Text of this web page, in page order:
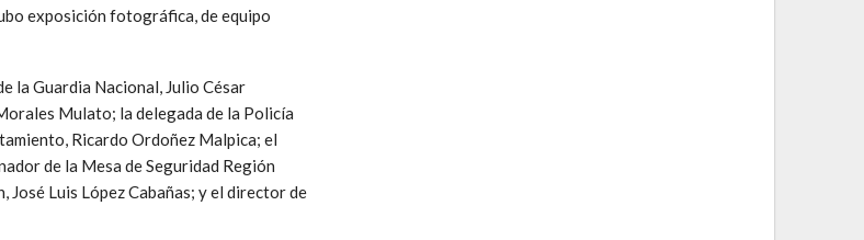
exposición fotográfica, de equipo
la Guardia Nacional, Julio César
Mulato; la delegada de la Policía
Ricardo Ordoñez Malpica; el
de la Mesa de Seguridad Región
Luis López Cabañas; y el director de